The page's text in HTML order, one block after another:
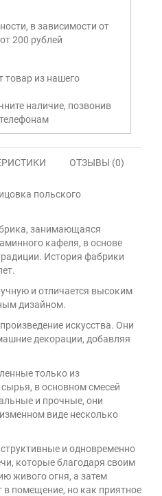
в зависимости от
200 рублей
товар из нашего
наличие, позвонив
ОТЗЫВЫ (0)
польского
занимающаяся
кафеля, в основе
История фабрики
и отличается высоким
дизайном.
искусства. Они
декорации, добавляя
только из
в основном смесей
и прочные, они
виде несколько
и одновременно
которые благодаря своим
живого огня, а затем
помещение, но как приятное